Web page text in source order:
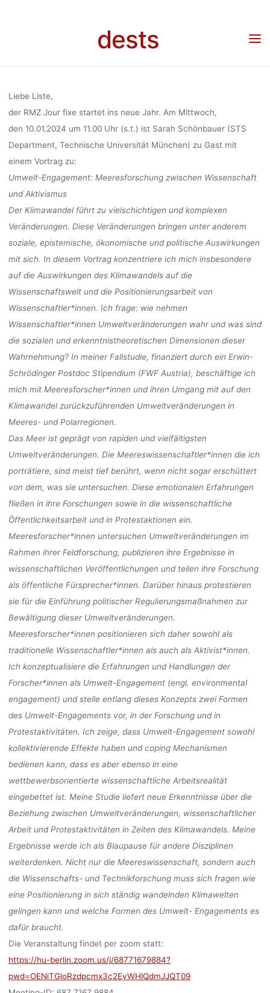
dests
UND
10.01.2024,
Veranstaltung: RMZ Jour Fixe mit Vortrag von Sarah
Schönbauer “Umwelt-Engagement: Meeresforschung zwischen Wissenschaft und
Liebe Liste,
der RMZ Jour fixe startet ins neue Jahr. Am Mittwoch,
den 10.01.2024 um 11.00 Uhr (s.t.) ist Sarah Schönbauer(STS
Department, Technische Universität München) zu Gast mit
einem Vortrag zu:
Umwelt-Engagement: Meeresforschung zwischen Wissenschaft
und Aktivismus
Der Klimawandel führt zu vielschichtigen und komplexen
Veränderungen. Diese Veränderungen bringen unter anderem
soziale, epistemische, ökonomische und politische Auswirkungen
mit sich. In diesem Vortrag konzentriere ich mich insbesondere
auf die Auswirkungen des Klimawandels auf die
Wissenschaftswelt und die Positionierungsarbeit von
Wissenschaftler*innen. Ich frage: wie nehmen
Wissenschaftler*innen Umweltveränderungen wahr und was sind
die sozialen und erkenntnistheoretischen Dimensionen dieser
Wahrnehmung? In meiner Fallstudie, finanziert durch ein Erwin-
Schrödinger Postdoc Stipendium (FWF Austria), beschäftige ich
mich mit Meeresforscher*innen und ihren Umgang mit auf den
Klimawandel zurückzuführenden Umweltveränderungen in
Meeres- und Polarregionen.
Das Meer ist geprägt von rapiden und vielfältigsten
Umweltveränderungen. Die Meereswissenschaftler*innen die ich
porträtiere, sind meist tief berührt, wenn nicht sogar erschüttert
von dem, was sie untersuchen. Diese emotionalen Erfahrungen
fließen in ihre Forschungen sowie in die wissenschaftliche
Öffentlichkeitsarbeit und in Protestaktionen ein.
Meeresforscher*innen untersuchen Umweltveränderungen im
Rahmen ihrer Feldforschung, publizieren ihre Ergebnisse in
wissenschaftlichen Veröffentlichungen und teilen ihre Forschung
als öffentliche Fürsprecher*innen. Darüber hinaus protestieren
sie für die Einführung politischer Regulierungsmaßnahmen zur
Bewältigung dieser Umweltveränderungen.
Meeresforscher*innen positionieren sich daher sowohl als
traditionelle Wissenschaftler*innen als auch als Aktivist*innen.
Ich konzeptualisiere die Erfahrungen und Handlungen der
Forscher*innen als Umwelt-Engagement (engl. environmental
engagement) und stelle entlang dieses Konzepts zwei Formen
des Umwelt-Engagements vor, in der Forschung und in
Protestaktivitäten. Ich zeige, dass Umwelt-Engagement sowohl
kollektivierende Effekte haben und coping Mechanismen
bedienen kann, dass es aber ebenso in eine
wettbewerbsorientierte wissenschaftliche Arbeitsrealität
eingebettet ist. Meine Studie liefert neue Erkenntnisse über die
Beziehung zwischen Umweltveränderungen, wissenschaftlicher
Arbeit und Protestaktivitäten in Zeiten des Klimawandels. Meine
Ergebnisse werde ich als Blaupause für andere Disziplinen
weiterdenken. Nicht nur die Meereswissenschaft, sondern auch
die Wissenschafts- und Technikforschung muss sich fragen wie
eine Positionierung in sich ständig wandelnden Klimawelten
gelingen kann und welche Formen des Umwelt- Engagements es
dafür braucht.
Die Veranstaltung findet per zoom statt:
https://hu-berlin.zoom.us/j/68771679884?
pwd=OENiTGloRzdpcmx3c2EyWHlQdmJJQT09